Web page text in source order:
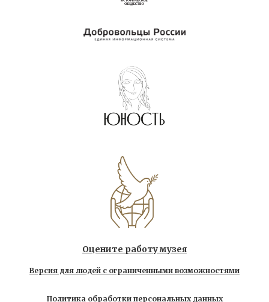
Оцените работу музея
Версия для людей с ограниченными возможностями
Политика обработки персональных данных